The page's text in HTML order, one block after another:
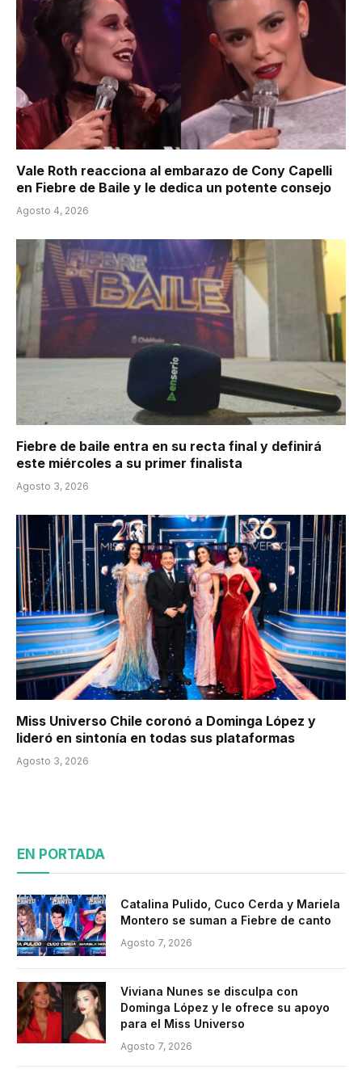
Vale Roth reacciona al embarazo de Cony Capelli
en Fiebre de Baile y le dedica un potente consejo
Agosto 4, 2026
Fiebre de baile entra en su recta final y definirá
este miércoles a su primer finalista
Agosto 3, 2026
Miss Universo Chile coronó a Dominga López y
lideró en sintonía en todas sus plataformas
Agosto 3, 2026
EN PORTADA
Catalina Pulido, Cuco Cerda y Mariela
Montero se suman a Fiebre de canto
Agosto 7, 2026
Viviana Nunes se disculpa con
Dominga López y le ofrece su apoyo
para el Miss Universo
Agosto 7, 2026